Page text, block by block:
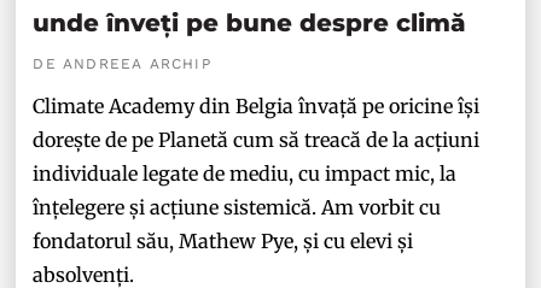
unde înveți pe bune despre climă
DE ANDREEA ARCHIP
Climate Academy din Belgia învață pe oricine își
dorește de pe Planetă cum să treacă de la acțiuni
individuale legate de mediu, cu impact mic, la
înțelegere și acțiune sistemică. Am vorbit cu
fondatorul său, Mathew Pye, și cu elevi și
absolvenți.